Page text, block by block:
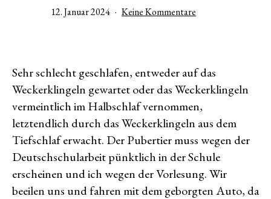
Veröffentlicht
12. Januar 2024 Keine Kommentare
Sehr schlecht geschlafen, entweder auf das
Weckerklingeln gewartet oder das Weckerklingeln
vermeintlich im Halbschlaf vernommen,
letztendlich durch das Weckerklingeln aus dem
Tiefschlaf erwacht. Der Pubertier muss wegen der
Deutschschularbeit pünktlich in der Schule
erscheinen und ich wegen der Vorlesung. Wir
beeilen uns und fahren mit dem geborgten Auto, da